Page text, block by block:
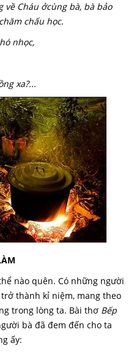
về Cháu ởcùng bà, bà bảo
chấu học.
nhọc,
xa?...
nào quên. Có những người
thành kỉ niệm, mang theo
trong lòng ta. Bài thơ Bếp
bà đã đem đến cho ta
ấy: